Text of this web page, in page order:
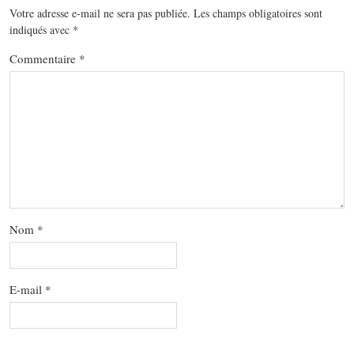
Votre adresse e-mail ne sera pas publiée. Les champs obligatoires sont
indiqués avec *
Commentaire *
Nom *
E-mail *